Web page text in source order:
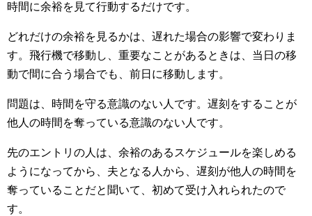
時間に余裕を見て行動するだけです。
どれだけの余裕を見るかは、遅れた場合の影響で変わりま
す。飛行機で移動し、重要なことがあるときは、当日の移
動で間に合う場合でも、前日に移動します。
問題は、時間を守る意識のない人です。遅刻をすることが
他人の時間を奪っている意識のない人です。
先のエントリの人は、余裕のあるスケジュールを楽しめる
ようになってから、夫となる人から、遅刻が他人の時間を
奪っていることだと聞いて、初めて受け入れられたので
す。